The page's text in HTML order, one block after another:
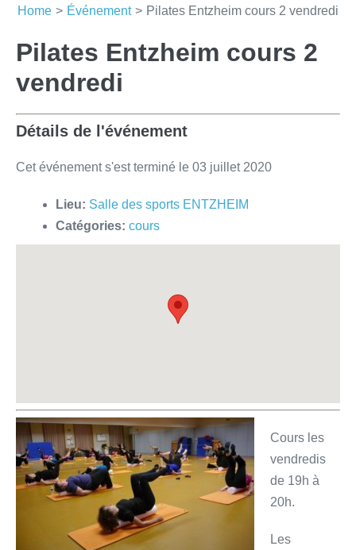
Sauter
contenu
Home > Événement > Pilates Entzheim cours 2 vendredi
Pilates Entzheim cours 2
vendredi
Détails de l'événement
Cet événement s'est terminé le 03 juillet 2020
Lieu: Salle des sports ENTZHEIM
Catégories: cours
Cours les
vendredis
de 19h à
20h.
Les